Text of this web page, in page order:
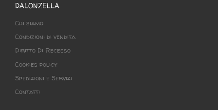
DALONZELLA
Chi siamo
Condizioni di vendita
Diritto Di Recesso
Cookies policy
Spedizioni e Servizi
Contatti